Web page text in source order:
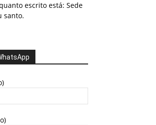
escrito está: Sede
santo.